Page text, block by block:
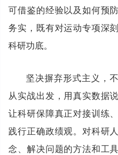
可借鉴的经验以及如何预
务实，既有对运动专项深
科研功底。
坚决摒弃形式主义，
从实战出发，用真实数据
让科研保障真正对接训练
践行正确政绩观。对科研
念、解决问题的方法和工